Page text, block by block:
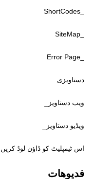
دستاویزی
ویب دستاویز_
ویڈیو دستاویز_
اس ٹیمپلیٹ کو ڈاؤن لوڈ کریں۔
فديوهات